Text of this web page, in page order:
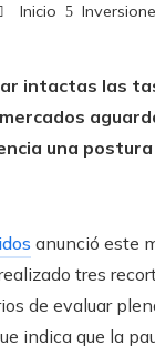
Inicio
intactas las
una
anunció este
tres
de evaluar
indica que la